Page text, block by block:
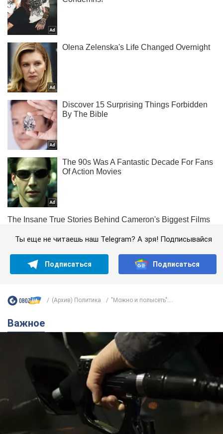
Ты еще не читаешь наш Telegram? А зря! Подписывайся
Подписаться Подписаться
(Архив) Политика "Можно и полысеть":...
Важное